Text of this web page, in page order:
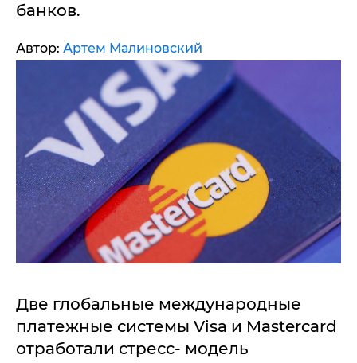
банков.
Автор: Артем Малиновский
Две глобальные международные
платежные системы Visa и Mastercard
отработали стресс- модель